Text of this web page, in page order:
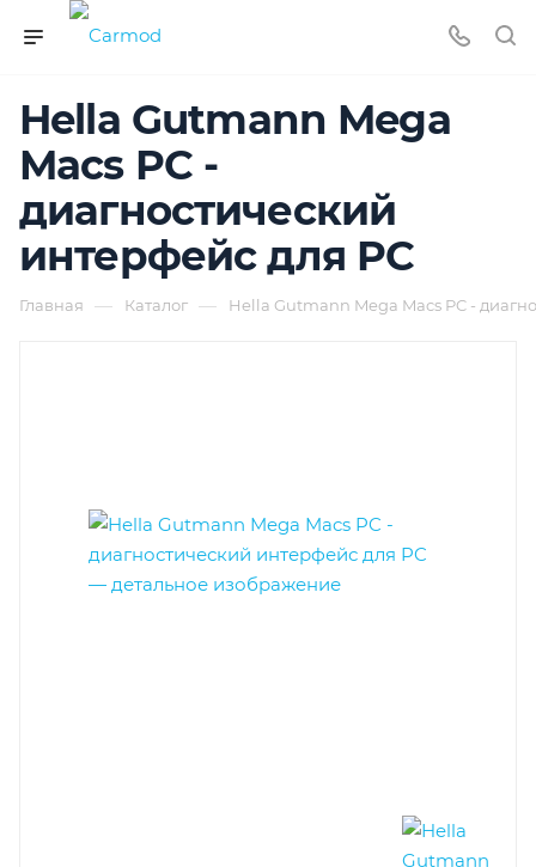
Hella Gutmann Mega
Macs PC -
диагностический
интерфейс для PC
Главная — Каталог — Hella Gutmann Mega Macs PC -